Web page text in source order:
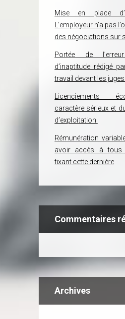
Mise en place
L’employeur n’a pas
des négociations sur
Portée de
d’inaptitude rédigé
travail devant les
Licenciements
caractère sérieux et
d’exploitation
Rémunération
avoir accès à tous
fixant cette dernière
Commentaires
Archives